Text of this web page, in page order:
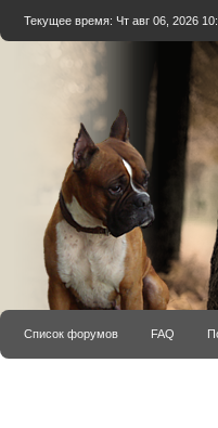
Текущее время: Чт авг 06, 2026
Список форумов FAQ